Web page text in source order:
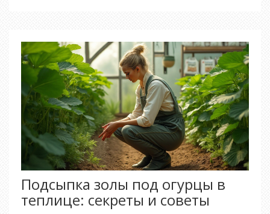
Подсыпка золы под огурцы в
теплице: секреты и советы